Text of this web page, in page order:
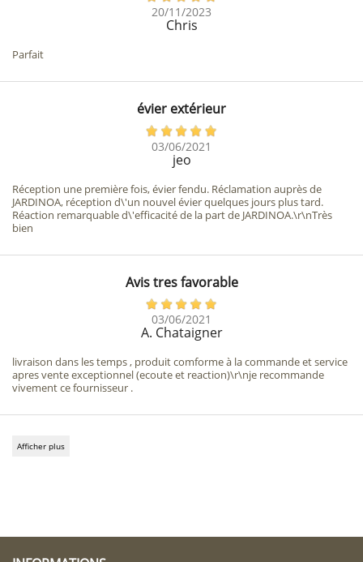
20/11/2023
Chris
Parfait
évier extérieur
03/06/2021
jeo
Réception une première fois, évier fendu. Réclamation auprès de
JARDINOA, réception d\'un nouvel évier quelques jours plus tard.
Réaction remarquable d\'efficacité de la part de JARDINOA.\r\nTrès
bien
Avis tres favorable
03/06/2021
A. Chataigner
livraison dans les temps , produit comforme à la commande et service
apres vente exceptionnel (ecoute et reaction)\r\nje recommande
vivement ce fournisseur .
Afficher plus